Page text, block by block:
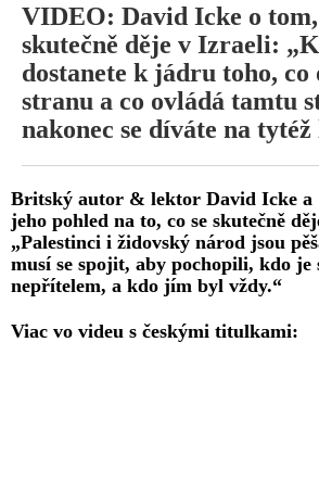
VIDEO: David Icke o tom,
skutečně děje v Izraeli:
dostanete k jádru toho, co
stranu a co ovládá tamtu
nakonec se díváte na
Britský autor & lektor David Icke a
jeho pohled na to, co se skutečně
„Palestinci i židovský národ jsou
musí se spojit, aby pochopili, kdo je
nepřítelem, a kdo jím byl vždy.“
Viac vo videu s českými titulkami: